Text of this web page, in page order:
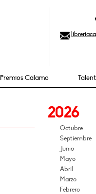
Premios Cálamo
2026
Octubre
Septiembre
Junio
Mayo
Abril
Marzo
Febrero